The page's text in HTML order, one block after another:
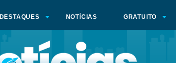
DESTAQUES NOTÍCIAS GRATUITO